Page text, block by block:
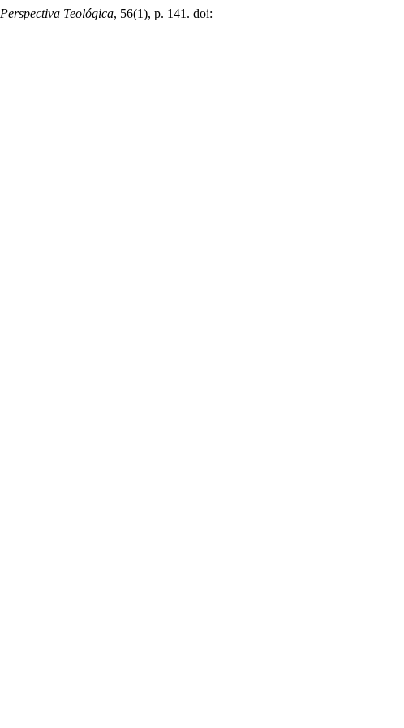
Perspectiva Teológica, 56(1), p. 141. doi: